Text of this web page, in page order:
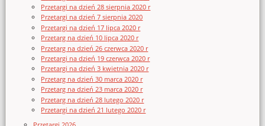
Przetargi na dzień 28 sierpnia 2020 r
Przetargi na dzień 7 sierpnia 2020
Przetargi na dzień 17 lipca 2020 r
Przetarg na dzień 10 lipca 2020 r
Przetarg na dzień 26 czerwca 2020 r
Przetargi na dzień 19 czerwca 2020 r
Przetargi na dzień 3 kwietnia 2020 r
Przetarg na dzień 30 marca 2020 r
Przetarg na dzień 23 marca 2020 r
Przetarg na dzień 28 lutego 2020 r
Przetargi na dzień 21 lutego 2020 r